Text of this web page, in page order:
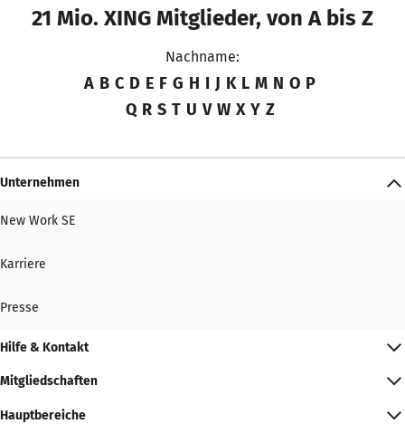
21 Mio. XING Mitglieder, von A bis Z
Nachname:
A B C D E F G H I J K L M N O P
Q R S T U V W X Y Z
Unternehmen
New Work SE
Karriere
Presse
Hilfe & Kontakt
Mitgliedschaften
Hauptbereiche